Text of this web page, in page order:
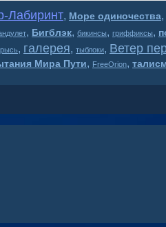
Лабиринт, Море одиночества,
, Бигблэк, бикинсы, гриффиксы,
рысь, галерея, тыблоки, Ветер
Мира Пути, FreeOrion,